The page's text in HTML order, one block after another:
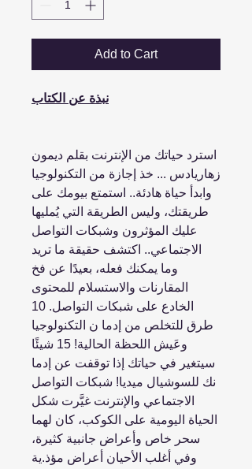
Add to Cart
نبذة عن الكتاب
استرد حياتك من الإنترنت بقلم ديمون
زهاريادس ... خذ إجازة من التكنولوجيا
وابدأ حياة هادئة.. استمتع بيومك على
طريقتك، وليس الطريقة التي يُمليها
عليك المؤثرون وشبكات التواصل
الاجتماعي.. اكتشف حقيقة ما تريد
وما يمكنك فعله، بعيدًا عن فخ
المقارنات والاستسلام للمحتوى
الخادع على شبكات التواصل. 10
طرق للتخلص من إدما ن التكنولوجيا
وعَيش اللحظة الحالية! 15 شيئًا
سيتغير في حياتك إذا توقفت عن إدما
نك للسوشيال ميديا! شبكات التواصل
الاجتماعي والإنترنت غيَّرت شكل
الحياة اليومية على الكوكب، كان لهما
سحر خاص وأعراض جانبية كثيرة،
وفي أغلب الأحيان أعراض مؤذ.ية